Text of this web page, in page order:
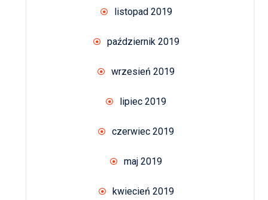
listopad 2019
październik 2019
wrzesień 2019
lipiec 2019
czerwiec 2019
maj 2019
kwiecień 2019